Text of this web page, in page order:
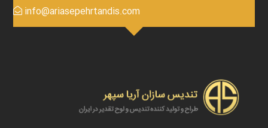
info@ariasepehrtandis.com